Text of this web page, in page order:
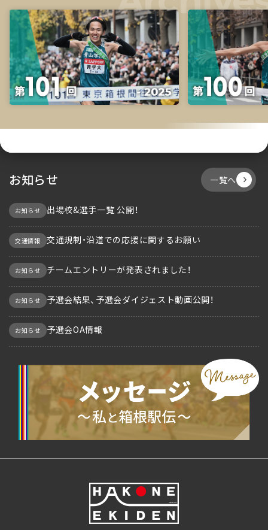
お知らせ 一覧へ
お知らせ 出場校&選手一覧 公開！
交通情報 交通規制・沿道での応援に関するお願い
お知らせ チームエントリーが発表されました！
お知らせ 予選会結果、予選会ダイジェスト動画公開！
お知らせ 予選会OA情報